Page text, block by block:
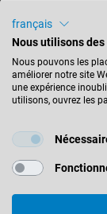
français
Nous utilisons des
Nous pouvons les
améliorer notre site
une expérience
utilisons, ouvrez les